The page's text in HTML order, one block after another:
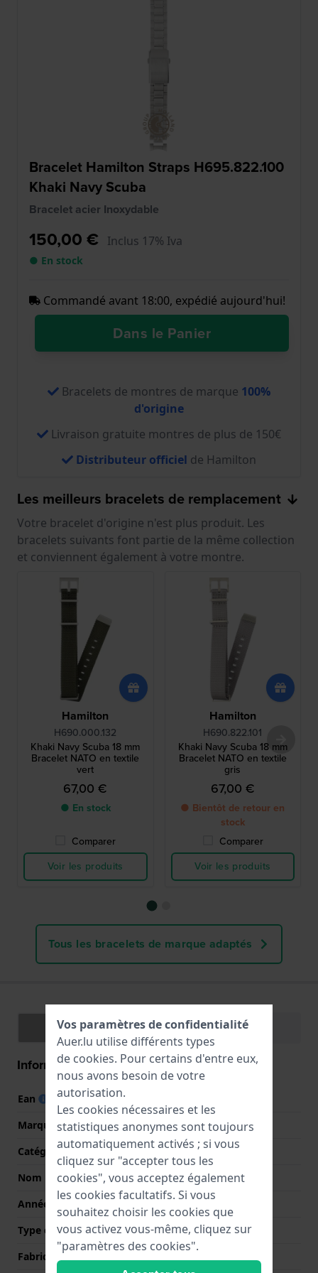
Bracelet Hamilton Straps H695.822.100
Khaki Navy Scuba
Bracelet acier Inoxydable
150,00 € Inclus 17% Iva
● En stock
Commandé avant 18:00, expédié aujourd'hui!
Dans le Panier
Bracelets de montres de marque 100%
d'origine
Livraison gratuite montres de plus de 150€
Distributeur officiel de Hamilton
Les meilleurs bracelets de remplacement
Votre bracelet d'origine n'est plus produit. Les
bracelets suivants font partie de la même collection
et conviennent également à votre montre.
Hamilton
H690.000.132
Khaki Navy Scuba 18 mm
Bracelet NATO en textile
vert
67,00 €
● En stock
Comparer
Voir les produits
Hamilton
H690.822.101
Khaki Navy Scuba 18 mm
Bracelet NATO en textile
gris
67,00 €
● Bientôt de retour en
stock
Comparer
Voir les produits
Tous les bracelets de marque adaptés
Spécifications Fonctions
Information Générale
Ean
Marque
Hamilton
Catégorie
Navy
Nom
Khaki Navy Scuba
Année
2022 Printemps / Été
Type d'affichage
Analogique
Fabriqué en Suisse
Vos paramètres de confidentialité
Auer.lu utilise différents types
de cookies. Pour certains d'entre eux,
nous avons besoin de votre
autorisation.
Les cookies nécessaires et les
statistiques anonymes sont toujours
automatiquement activés ; si vous
cliquez sur "accepter tous les
cookies", vous acceptez également
les cookies facultatifs. Si vous
souhaitez choisir les cookies que
vous activez vous-même, cliquez sur
"paramètres des cookies".